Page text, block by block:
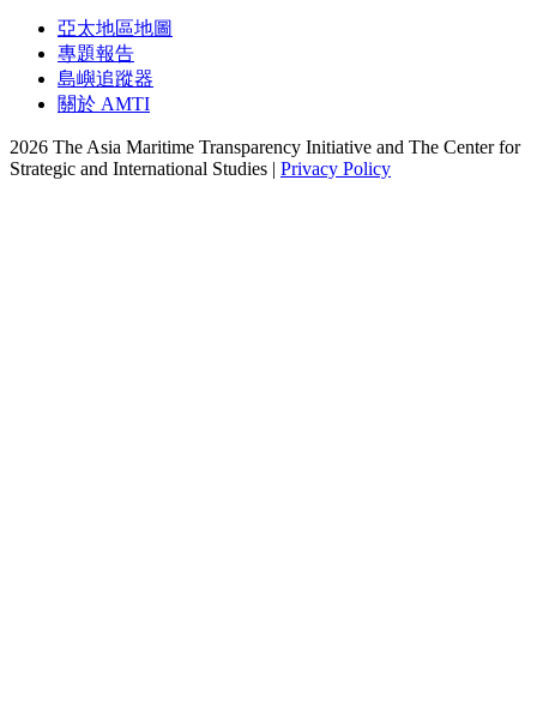
亞太地區地圖
專題報告
島嶼追蹤器
關於 AMTI
2026 The Asia Maritime Transparency Initiative and The Center for
Strategic and International Studies | Privacy Policy